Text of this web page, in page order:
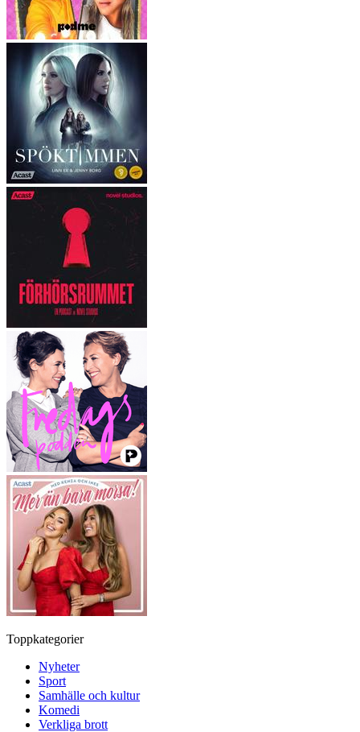
Toppkategorier
Nyheter
Sport
Samhälle och kultur
Komedi
Verkliga brott